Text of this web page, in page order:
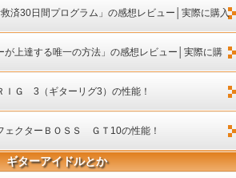
救済30日間プログラム」の感想レビュー│実際に購入
が上達する唯一の方法」の感想レビュー│実際に購
Ｇ 3（ギターリグ3）の性能！
ェクターＢＯＳＳ ＧＴ10の性能！
ギターアイドルとか